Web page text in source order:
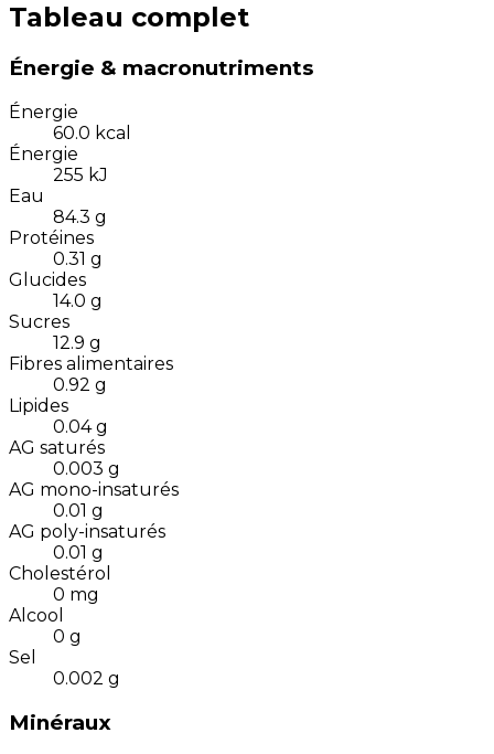
Tableau complet
Énergie & macronutriments
Énergie
60.0 kcal
Énergie
255 kJ
Eau
84.3 g
Protéines
0.31 g
Glucides
14.0 g
Sucres
12.9 g
Fibres alimentaires
0.92 g
Lipides
0.04 g
AG saturés
0.003 g
AG mono-insaturés
0.01 g
AG poly-insaturés
0.01 g
Cholestérol
0 mg
Alcool
0 g
Sel
0.002 g
Minéraux